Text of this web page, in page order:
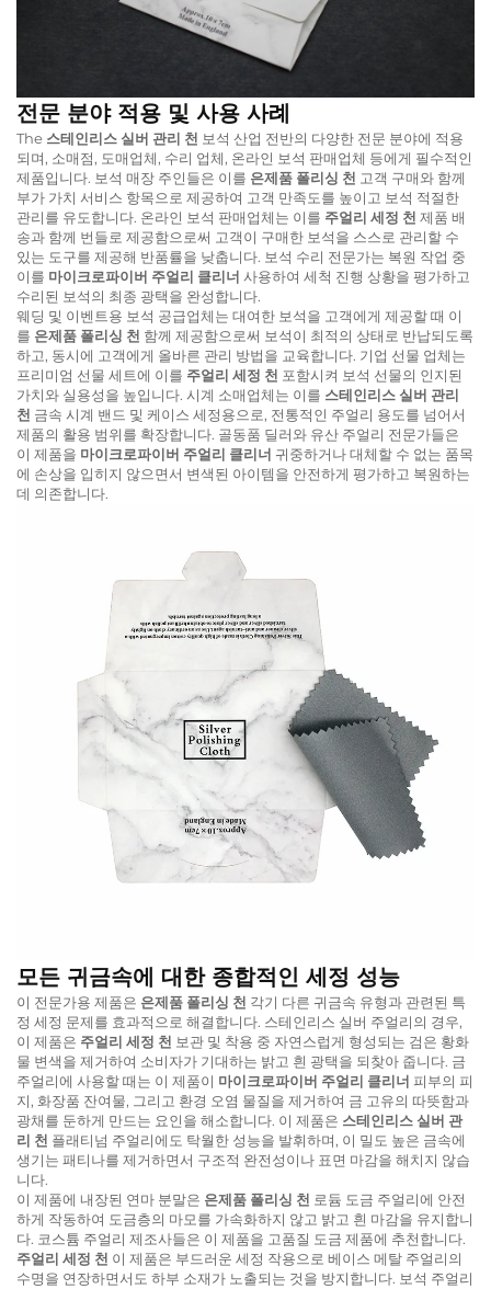
전문 분야 적용 및 사용 사례
The 스테인리스 실버 관리 천 보석 산업 전반의 다양한 전문 분야에 적용
되며, 소매점, 도매업체, 수리 업체, 온라인 보석 판매업체 등에게 필수적인
제품입니다. 보석 매장 주인들은 이를 은제품 폴리싱 천 고객 구매와 함께
부가 가치 서비스 항목으로 제공하여 고객 만족도를 높이고 보석 적절한
관리를 유도합니다. 온라인 보석 판매업체는 이를 주얼리 세정 천 제품 배
송과 함께 번들로 제공함으로써 고객이 구매한 보석을 스스로 관리할 수
있는 도구를 제공해 반품률을 낮춥니다. 보석 수리 전문가는 복원 작업 중
이를 마이크로파이버 주얼리 클리너 사용하여 세척 진행 상황을 평가하고
수리된 보석의 최종 광택을 완성합니다.
웨딩 및 이벤트용 보석 공급업체는 대여한 보석을 고객에게 제공할 때 이
를 은제품 폴리싱 천 함께 제공함으로써 보석이 최적의 상태로 반납되도록
하고, 동시에 고객에게 올바른 관리 방법을 교육합니다. 기업 선물 업체는
프리미엄 선물 세트에 이를 주얼리 세정 천 포함시켜 보석 선물의 인지된
가치와 실용성을 높입니다. 시계 소매업체는 이를 스테인리스 실버 관리
천 금속 시계 밴드 및 케이스 세정용으로, 전통적인 주얼리 용도를 넘어서
제품의 활용 범위를 확장합니다. 골동품 딜러와 유산 주얼리 전문가들은
이 제품을 마이크로파이버 주얼리 클리너 귀중하거나 대체할 수 없는 품목
에 손상을 입히지 않으면서 변색된 아이템을 안전하게 평가하고 복원하는
데 의존합니다.
모든 귀금속에 대한 종합적인 세정 성능
이 전문가용 제품은 은제품 폴리싱 천 각기 다른 귀금속 유형과 관련된 특
정 세정 문제를 효과적으로 해결합니다. 스테인리스 실버 주얼리의 경우,
이 제품은 주얼리 세정 천 보관 및 착용 중 자연스럽게 형성되는 검은 황화
물 변색을 제거하여 소비자가 기대하는 밝고 흰 광택을 되찾아 줍니다. 금
주얼리에 사용할 때는 이 제품이 마이크로파이버 주얼리 클리너 피부의 피
지, 화장품 잔여물, 그리고 환경 오염 물질을 제거하여 금 고유의 따뜻함과
광채를 둔하게 만드는 요인을 해소합니다. 이 제품은 스테인리스 실버 관
리 천 플래티넘 주얼리에도 탁월한 성능을 발휘하며, 이 밀도 높은 금속에
생기는 패티나를 제거하면서 구조적 완전성이나 표면 마감을 해치지 않습
니다.
이 제품에 내장된 연마 분말은 은제품 폴리싱 천 로듐 도금 주얼리에 안전
하게 작동하여 도금층의 마모를 가속화하지 않고 밝고 흰 마감을 유지합니
다. 코스튬 주얼리 제조사들은 이 제품을 고품질 도금 제품에 추천합니다.
주얼리 세정 천 이 제품은 부드러운 세정 작용으로 베이스 메탈 주얼리의
수명을 연장하면서도 하부 소재가 노출되는 것을 방지합니다. 보석 주얼리